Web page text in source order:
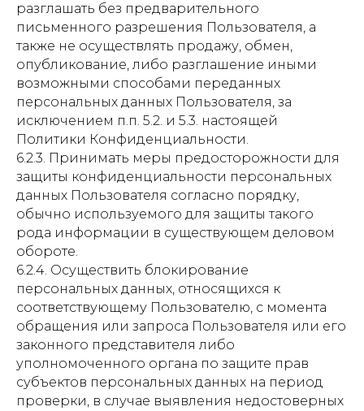
разглашать без предварительного
письменного разрешения Пользователя, а
также не осуществлять продажу, обмен,
опубликование, либо разглашение иными
возможными способами переданных
персональных данных Пользователя, за
исключением п.п. 5.2. и 5.3. настоящей
Политики Конфиденциальности.
6.2.3. Принимать меры предосторожности для
защиты конфиденциальности персональных
данных Пользователя согласно порядку,
обычно используемого для защиты такого
рода информации в существующем деловом
обороте.
6.2.4. Осуществить блокирование
персональных данных, относящихся к
соответствующему Пользователю, с момента
обращения или запроса Пользователя или его
законного представителя либо
уполномоченного органа по защите прав
субъектов персональных данных на период
проверки, в случае выявления недостоверных